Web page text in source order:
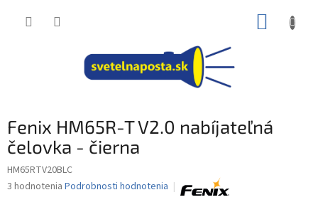
Fenix HM65R-T V2.0 nabíjateľná
čelovka - čierna
HM65RTV20BLC
Priemerné
3 hodnotenia Podrobnosti hodnotenia